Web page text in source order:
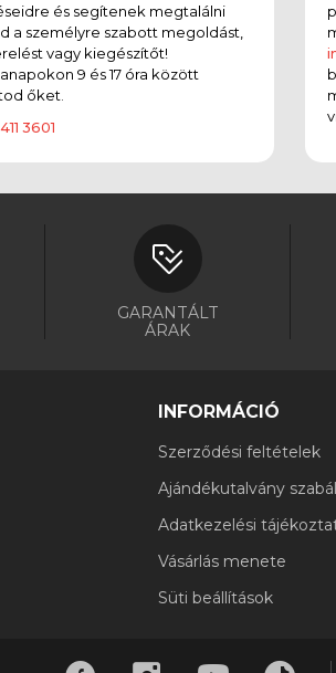
és segítenek megtalálni
a személyre szabott megoldást,
vagy kiegészítőt!
9 és 17 óra között
őket.
3601
GARANTÁLT
ÁRAK
INFORMÁCIÓ
Szerződési feltételek
Ajándékutalvány
Adatkezelési
Vásárlás menete
Süti beállítások